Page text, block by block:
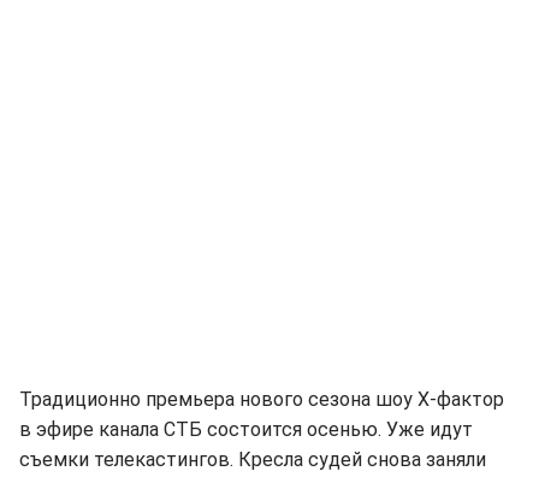
Традиционно премьера нового сезона шоу Х-фактор
в эфире канала СТБ состоится осенью. Уже идут
съемки телекастингов. Кресла судей снова заняли